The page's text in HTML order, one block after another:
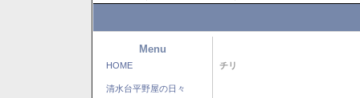
Menu
HOME
清水台平野屋の日々
チリ